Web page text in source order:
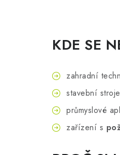
KDE SE
zahradní
stavební stroje
průmyslové
zařízení s